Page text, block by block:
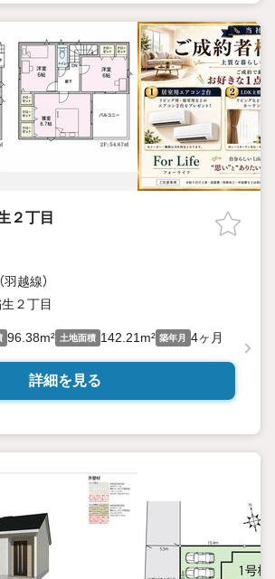
２丁目
羽越線）
２丁目
96.38m² 土地面積 142.21m² 築年月 4ヶ月
詳細を見る